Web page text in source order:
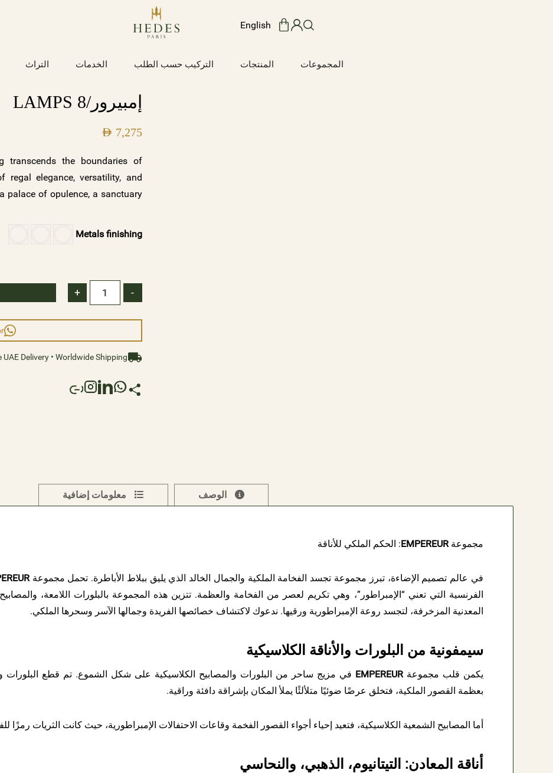
English
المجموعات المنتجات التركيب حسب الطلب الخدمات التراث
إمبيرور/8 LAMPS
AED 7,275
transcends the boundaries of
elegance, versatility, and
palace of opulence, a sanctuary
the EMPEREUR Collection
radiance and regal allure.
Metals finishing
-
+
UAE Delivery • Worldwide Shipping
الوصف معلومات إضافية
مجموعةEMPEREUR: الحكم الملكي للأناقة
في عالم تصميم الإضاءة، تبرز مجموعة تجسد الفخامة الملكية والجمال الخالد الذي يليق ببلاط الأباطرة. تحمل مجموعة
الفرنسية التي تعني “الإمبراطور”، وهي تكريم لعصر من الفخامة والعظمة. تتزين هذه المجموعة بالبلورات اللامعة،
المعدنية المزخرفة، لتجسد روعة الإمبراطورية ورقيها. ندعوك لاكتشاف خصائصها الفريدة وجمالها الآسر وسحرها الملكي.
سيمفونية من البلورات والأناقة الكلاسيكية
يكمن قلب مجموعةEMPEREUR في مزيج ساحر من البلورات والمصابيح الكلاسيكية على شكل الشموع. تم قطع البلورات
بعظمة القصور الملكية، فتخلق عرضًا ضوئيًا متلألئًا يملأ المكان بإشراقة دافئة وراقية.
أما المصابيح الشمعية الكلاسيكية، فتعيد إحياء أجواء القصور الفخمة وقاعات الاحتفالات الإمبراطورية، حيث كانت الثريات رمزًا
أناقة المعادن: التيتانيوم، الذهبي، والنحاسي